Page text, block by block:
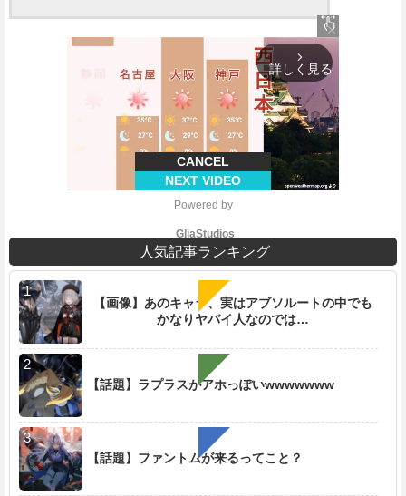
close
arrow_forward_ios
詳しく見る
CANCEL
NEXT VIDEO
e
Powered by
GliaStudios
人気記事ランキング
【画像】あのキャラ、実はアブソルートの中でも
かなりヤバイ人なのでは…
【話題】ラプラスがアホっぽいwwwwwww
【話題】ファントムが来るってこと？